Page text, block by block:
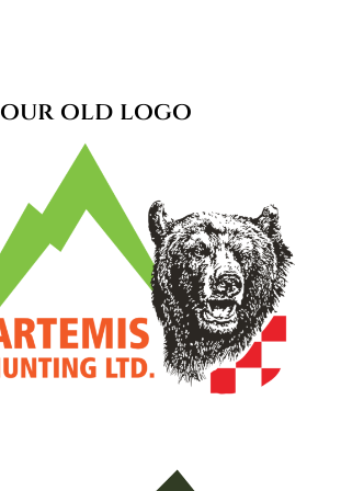
our old logo